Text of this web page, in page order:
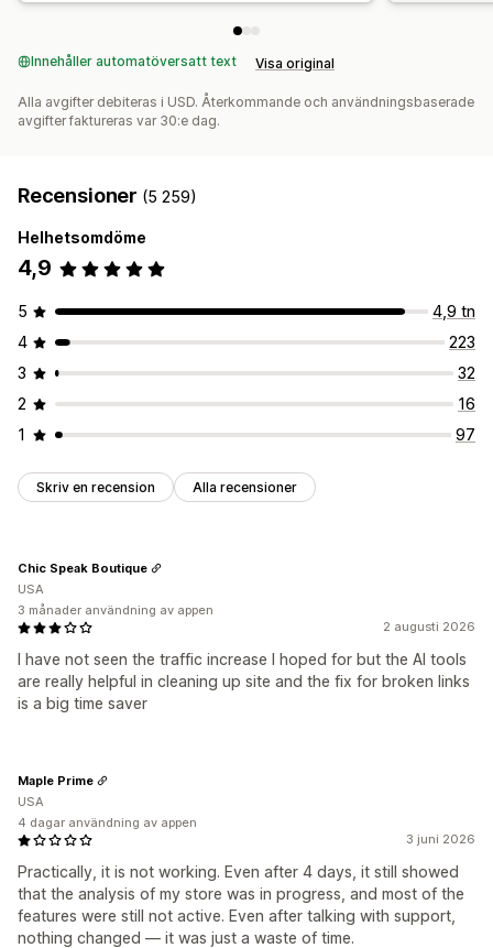
Innehåller automatöversatt text Visa original
Alla avgifter debiteras i USD. Återkommande och användningsbaserade
avgifter faktureras var 30:e dag.
Recensioner (5 259)
Helhetsomdöme
4,9
5
4,9 tn
4
223
3
32
2
16
1
97
Skriv en recension Alla recensioner
2 augusti 2026
I have not seen the traffic increase I hoped for but the AI tools
are really helpful in cleaning up site and the fix for broken links
is a big time saver
Chic Speak Boutique
USA
3 månader användning av appen
3 juni 2026
Practically, it is not working. Even after 4 days, it still showed
that the analysis of my store was in progress, and most of the
features were still not active. Even after talking with support,
nothing changed — it was just a waste of time.
Maple Prime
USA
4 dagar användning av appen